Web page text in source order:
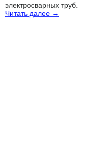
электросварных труб.
Читать далее →